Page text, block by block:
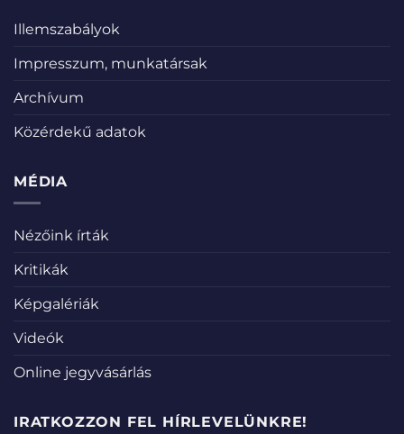
Illemszabályok
Impresszum, munkatársak
Archívum
Közérdekű adatok
MÉDIA
Nézőink írták
Kritikák
Képgalériák
Videók
Online jegyvásárlás
IRATKOZZON FEL HÍRLEVELÜNKRE!